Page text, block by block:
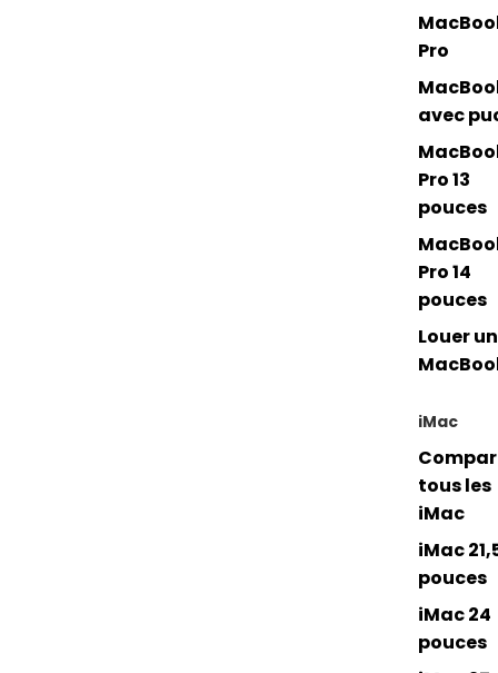
Pro
avec
Pro 13
pouces
Pro 14
pouces
Louer un
iMac
tous les
iMac
iMac
pouces
iMac 24
pouces